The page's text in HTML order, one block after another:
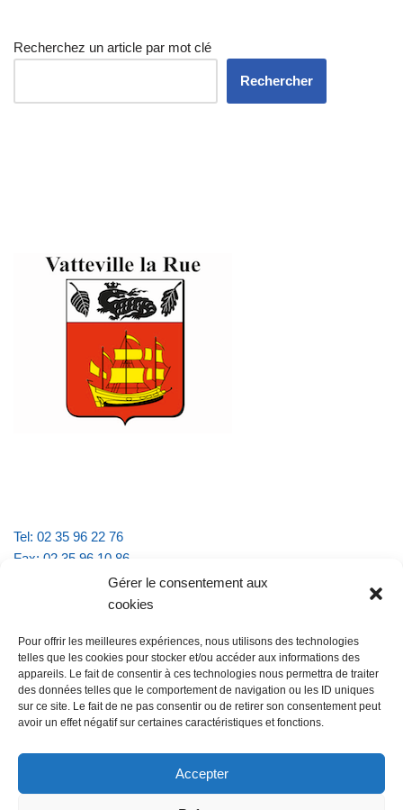
Gérer le consentement aux
cookies
Pour offrir les meilleures expériences, nous utilisons des technologies
telles que les cookies pour stocker et/ou accéder aux informations des
appareils. Le fait de consentir à ces technologies nous permettra de traiter
des données telles que le comportement de navigation ou les ID uniques
sur ce site. Le fait de ne pas consentir ou de retirer son consentement peut
avoir un effet négatif sur certaines caractéristiques et fonctions.
Accepter
Recherchez un article par mot clé
Rechercher
Tel: 02 35 96 22 76
Fax: 02 35 96 10 86
Email : mairie.vattevillelarue@wanadoo.fr
lundi et jeudi de 9h à 11h30
mardi et vendredi de 16h à 18h30